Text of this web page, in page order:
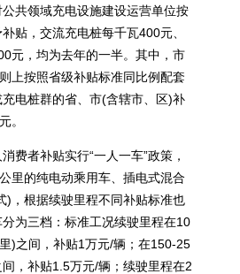
共领域充电设施建设运营单位按
贴，交流充电桩每千瓦400元、
元，均为去年的一半。其中，市
上按照省级补贴标准同比例配套
电桩群的省、市(含辖市、区)补
。
费者补贴实行“一人一车”政策，
里的纯电动乘用车、插电式混合
)，根据续驶里程不同补贴标准也
为三档：标准工况续驶里程在10
)之间，补贴1万元/辆；在150-25
，补贴1.5万元/辆；续驶里程在2